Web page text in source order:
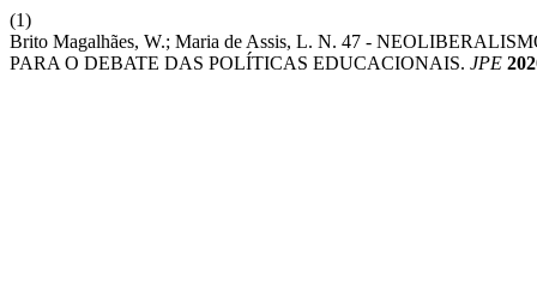
(1)
Brito Magalhães, W.; Maria de Assis, L. N. 47 -
PARA O DEBATE DAS POLÍTICAS EDUCACIONAIS. JPE